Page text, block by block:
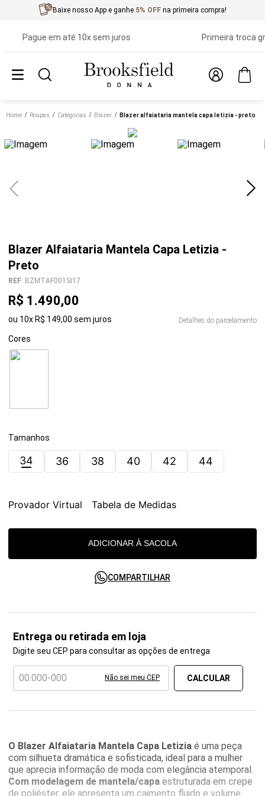
Baixe nosso App e ganhe 5% OFF na primeira compra!
Pague em até 10x sem juros Primeira troca grátis
Home roupas categorias blazer blazer alfaiataria mantela capa letizia - preto
Blazer Alfaiataria Mantela Capa Letizia -
Preto
REF: BZMTAF001SI17
R$ 1 .490,00
ou 10x R$ 149,00 sem juros Detalhes do parcelamento
Cores
Tamanhos
34 36 38 40 42 44
Provador Virtual Tabela de Medidas
ADICIONAR À SACOLA
COMPARTILHAR
Entrega ou retirada em loja
Digite seu CEP para consultar as opções de entrega
Não sei meu CEP
O Blazer Alfaiataria Mantela Capa Letizia é uma peça
com silhueta dramática e sofisticada, ideal para a mulher
que aprecia informação de moda com elegância atemporal.
Com modelagem de mantela/capa estruturada em crepe
de poliéster, ele apresenta um caimento fluido e volume